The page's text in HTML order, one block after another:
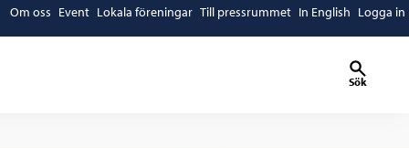
Om oss Event Lokala föreningar Till pressrummet In English Logga in
Sök